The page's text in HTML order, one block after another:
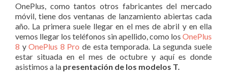
OnePlus, como tantos otros fabricantes del mercado
móvil, tiene dos ventanas de lanzamiento abiertas cada
año. La primera suele llegar en el mes de abril y en ella
vemos llegar los teléfonos sin apellido, como los OnePlus
8 yOnePlus 8 Pro de esta temporada. La segunda suele
estar situada en el mes de octubre y aquí es donde
asistimos a la presentación de los modelos T.